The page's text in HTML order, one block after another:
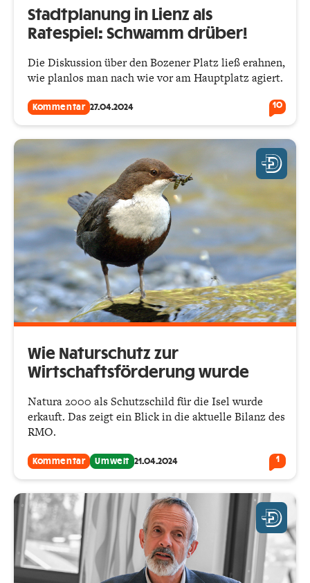
Stadtplanung in Lienz als
Ratespiel: Schwamm drüber!
Die Diskussion über den Bozener Platz ließ erahnen,
wie planlos man nach wie vor am Hauptplatz agiert.
Kommentar 27.04.2024 10
Wie Naturschutz zur
Wirtschaftsförderung wurde
Natura 2000 als Schutzschild für die Isel wurde
erkauft. Das zeigt ein Blick in die aktuelle Bilanz des
RMO.
Kommentar Umwelt 21.04.2024 1